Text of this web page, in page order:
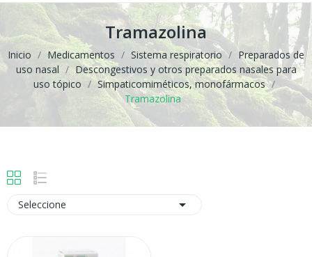
Tramazolina
Inicio Medicamentos Sistema respiratorio
Preparados de
uso nasal
Descongestivos y otros preparados nasales para
uso tópico
Simpaticomiméticos, monofármacos
Tramazolina
Seleccione 